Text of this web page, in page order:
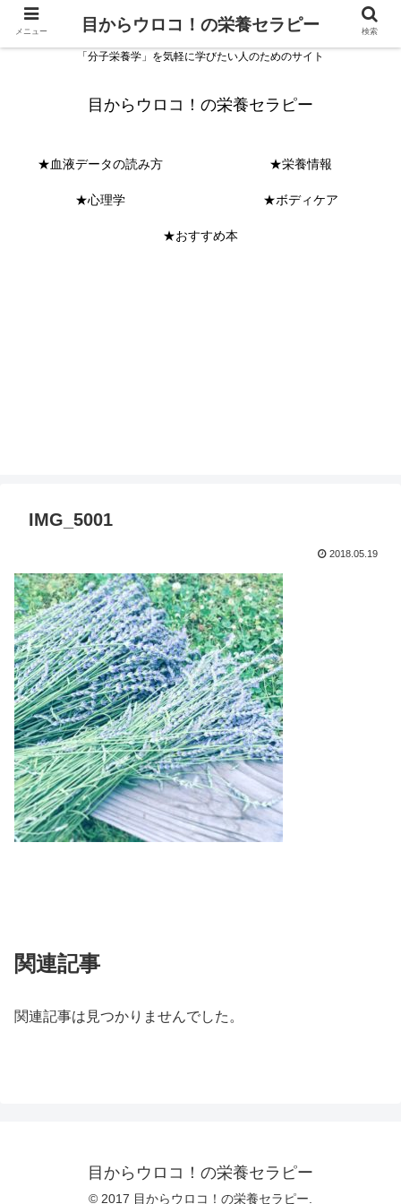
「分子栄養学」を気軽に学びたい人のためのサイト
目からウロコ！の栄養セラピー
★血液データの読み方 ★栄養情報
★心理学 ★ボディケア
★おすすめ本
IMG_5001
2018.05.19
関連記事
関連記事は見つかりませんでした。
目からウロコ！の栄養セラピー
© 2017 目からウロコ！の栄養セラピー.
メニュー 目からウロコ！の栄養セラピー 検索